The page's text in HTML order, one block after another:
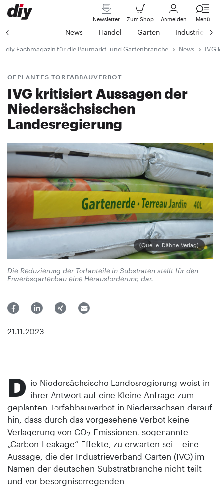
Newsletter Zum Shop Anmelden Menü
News Handel Garten Industrie
diy Fachmagazin für die Baumarkt- und Gartenbranche News IVG
GEPLANTES TORFABBAUVERBOT
IVG kritisiert Aussagen der
Niedersächsischen
Landesregierung
(Quelle: Dähne Verlag)
Die Reduzierung der Torfanteile in Substraten stellt für den
Erwerbsgartenbau eine Herausforderung dar.
21.11.2023
D ie Niedersächsische Landesregierung weist in
ihrer Antwort auf eine Kleine Anfrage zum
geplanten Torfabbauverbot in Niedersachsen darauf
hin, dass durch das vorgesehene Verbot keine
Verlagerung von CO2-Emissionen, sogenannte
„Carbon-Leakage“-Effekte, zu erwarten sei – eine
Aussage, die der Industrieverband Garten (IVG) im
Namen der deutschen Substratbranche nicht teilt
und vor besorgniserregenden